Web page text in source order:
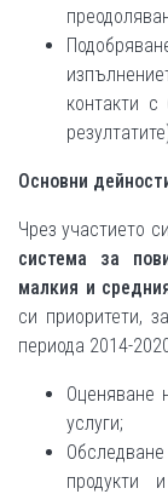
контакти
Основни
Чрез участието
система за
малкия и
си приоритети,
периода 2014-
Оценяване
услуги;
продукти